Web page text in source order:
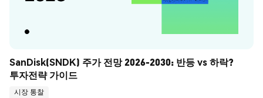
SanDisk(SNDK) 주가 전망 2026-2030: 반등 vs 하락?
투자전략 가이드
시장 통찰